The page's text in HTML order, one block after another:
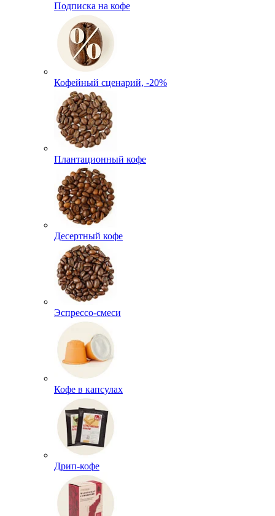
Подписка на кофе
Кофейный сценарий, -20%
Плантационный кофе
Десертный кофе
Эспрессо-смеси
Кофе в капсулах
Дрип-кофе